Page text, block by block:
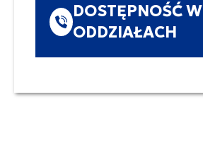
DOSTĘPNOŚĆ W
ODDZIAŁACH